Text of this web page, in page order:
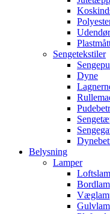
Sengetekstiler
Dyne
Belysning
Lamper